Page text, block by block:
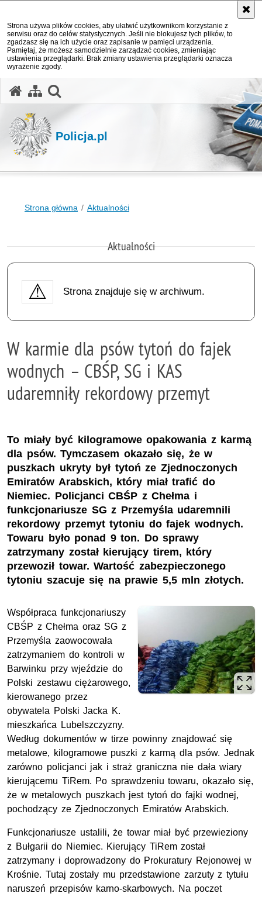
Strona używa plików cookies, aby ułatwić użytkownikom korzystanie z
serwisu oraz do celów statystycznych. Jeśli nie blokujesz tych plików, to
zgadzasz się na ich użycie oraz zapisanie w pamięci urządzenia.
Pamiętaj, że możesz samodzielnie zarządzać cookies, zmieniając
ustawienia przeglądarki. Brak zmiany ustawienia przeglądarki oznacza
wyrażenie zgody.
Policja.pl
Strona główna Aktualności
Aktualności
Strona znajduje się w archiwum.
W karmie dla psów tytoń do fajek
wodnych – CBŚP, SG i KAS
udaremniły rekordowy przemyt
To miały być kilogramowe opakowania z karmą
dla psów. Tymczasem okazało się, że w
puszkach ukryty był tytoń ze Zjednoczonych
Emiratów Arabskich, który miał trafić do
Niemiec. Policjanci CBŚP z Chełma i
funkcjonariusze SG z Przemyśla udaremnili
rekordowy przemyt tytoniu do fajek wodnych.
Towaru było ponad 9 ton. Do sprawy
zatrzymany został kierujący tirem, który
przewoził towar. Wartość zabezpieczonego
tytoniu szacuje się na prawie 5,5 mln złotych.
Współpraca funkcjonariuszy
CBŚP z Chełma oraz SG z
Przemyśla zaowocowała
zatrzymaniem do kontroli w
Barwinku przy wjeździe do
Polski zestawu ciężarowego,
kierowanego przez
obywatela Polski Jacka K.
mieszkańca Lubelszczyzny.
Według dokumentów w tirze powinny znajdować się
metalowe, kilogramowe puszki z karmą dla psów. Jednak
zarówno policjanci jak i straż graniczna nie dała wiary
kierującemu TiRem. Po sprawdzeniu towaru, okazało się,
że w metalowych puszkach jest tytoń do fajki wodnej,
pochodzący ze Zjednoczonych Emiratów Arabskich.
Funkcjonariusze ustalili, że towar miał być przewieziony
z Bułgarii do Niemiec. Kierujący TiRem został
zatrzymany i doprowadzony do Prokuratury Rejonowej w
Krośnie. Tutaj zostały mu przedstawione zarzuty z tytułu
naruszeń przepisów karno-skarbowych. Na poczet